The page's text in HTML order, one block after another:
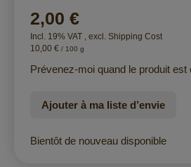
2,00 €
Incl. 19% VAT excl. Shipping Cost
10,00 €/ 100 g
Prévenez-moi quand le produit est
Ajouter à ma liste d’envie
Bientôt de nouveau disponible